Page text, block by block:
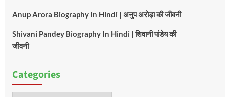
Anup Arora Biography In Hindi | अनुप अरोड़ा की जीवनी
Shivani Pandey Biography In Hindi | शिवानी पांडेय की
जीवनी
Categories